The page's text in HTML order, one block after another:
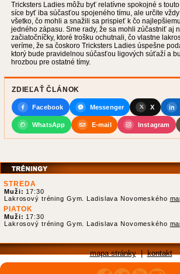
Tricksters Ladies môžu byť relatívne spokojné s
síce byť iba súčasťou spojeného tímu, ale určite
všetko, čo mohli a snažili sa prispieť k čo
jedného zápasu. Sme rady, že sa mohli zúčastniť aj
začiatočníčky, ktoré trošku ochutnali, čo vlastne
veríme, že sa čoskoro Tricksters Ladies úspešne
ktorý bude pravidelnou súčasťou ligových súťaží a
hrozbou pre ostatné tímy.
ZDIEĽAŤ ČLÁNOK
Facebook Messenger X
WhatsApp E-mail Instagram
STREDA
Muži: 17:30
Lakrosový tréning Gym. Ladislava Novomeského
PIATOK
Muži: 17:30
Lakrosový tréning Gym. Ladislava Novomeského
mapa stránky|kontakt